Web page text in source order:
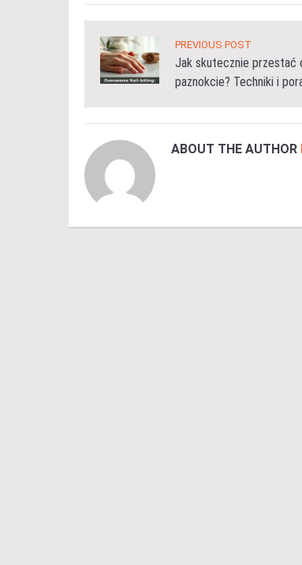
PREVIOUS POST
Jak skutecznie przestać
paznokcie? Techniki i
ABOUT THE AUTHOR